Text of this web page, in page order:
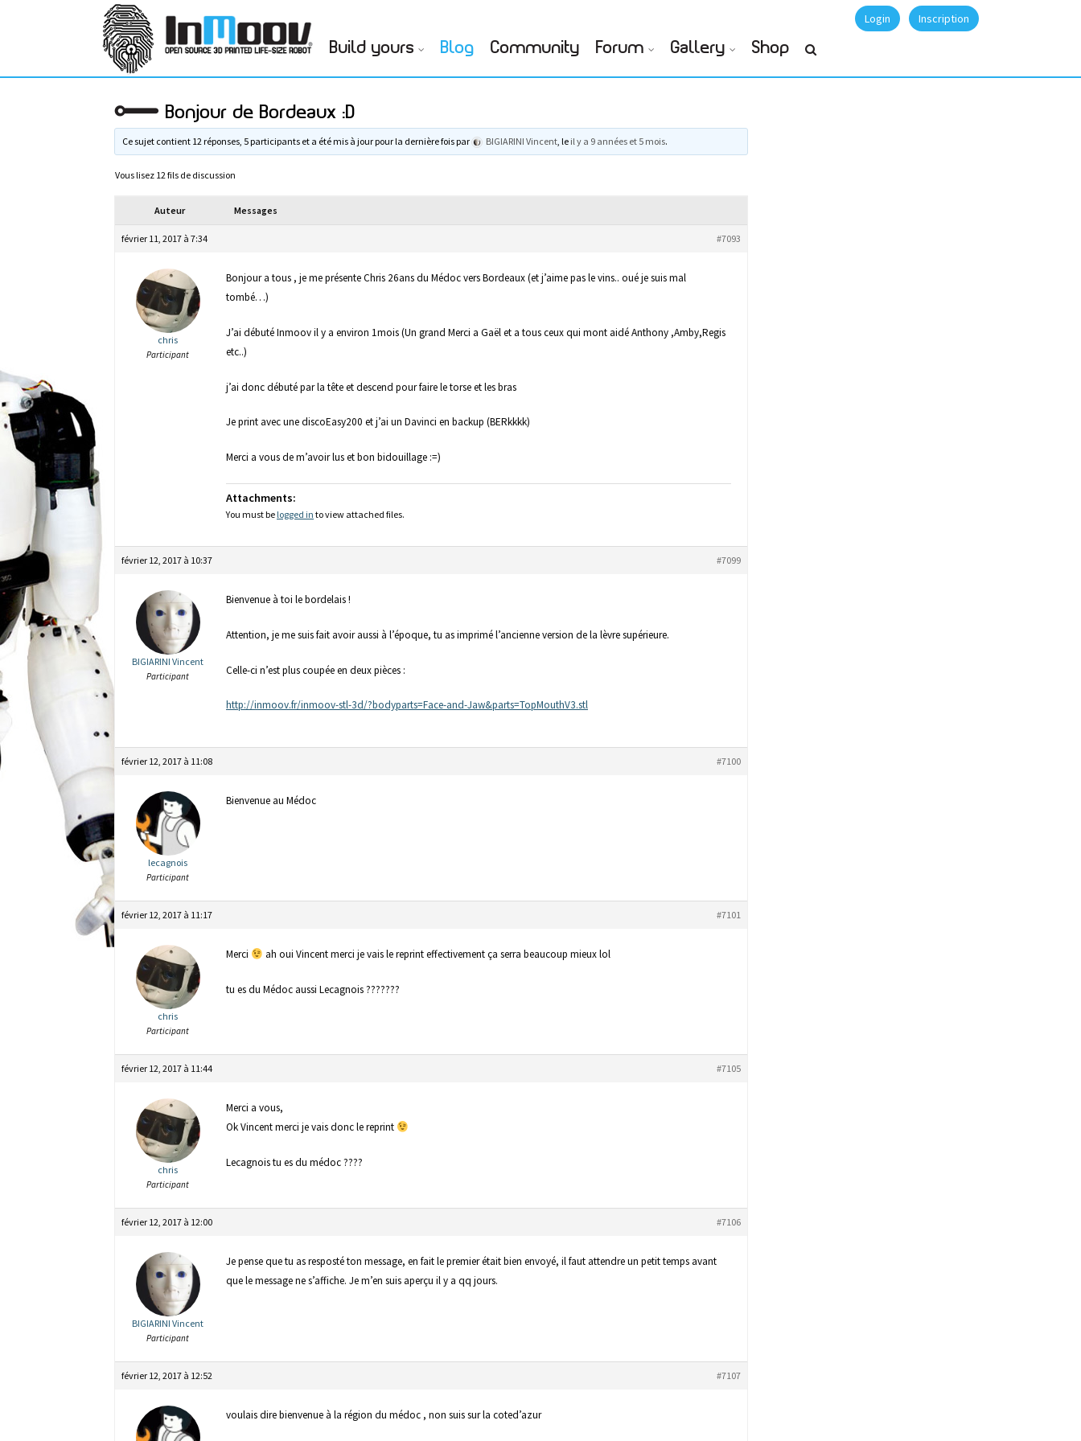
Login Inscription
Build yours Blog Community Forum Gallery Shop
Bonjour de Bordeaux :D
Ce sujet contient 12 réponses, 5 participants et a été mis à jour pour la dernière fois par BIGIARINI Vincent, le il y a 9 années et 5 mois.
Vous lisez 12 fils de discussion
Auteur Messages
février 11, 2017 à 7:34 #7093
chris
Participant
Bonjour a tous , je me présente Chris 26ans du Médoc vers Bordeaux (et j’aime pas le vins.. oué je suis mal
tombé…)
J’ai débuté Inmoov il y a environ 1mois (Un grand Merci a Gaël et a tous ceux qui mont aidé Anthony ,Amby,Regis
etc..)
j’ai donc débuté par la tête et descend pour faire le torse et les bras
Je print avec une discoEasy200 et j’ai un Davinci en backup (BERkkkk)
Merci a vous de m’avoir lus et bon bidouillage :=)
Attachments:
You must be logged in to view attached files.
février 12, 2017 à 10:37 #7099
BIGIARINI Vincent
Participant
Bienvenue à toi le bordelais !
Attention, je me suis fait avoir aussi à l’époque, tu as imprimé l’ancienne version de la lèvre supérieure.
Celle-ci n’est plus coupée en deux pièces :
http://inmoov.fr/inmoov-stl-3d/?bodyparts=Face-and-Jaw&parts=TopMouthV3.stl
février 12, 2017 à 11:08 #7100
lecagnois
Participant
Bienvenue au Médoc
février 12, 2017 à 11:17 #7101
chris
Participant
Merci ah oui Vincent merci je vais le reprint effectivement ça serra beaucoup mieux lol
tu es du Médoc aussi Lecagnois ???????
février 12, 2017 à 11:44 #7105
chris
Participant
Merci a vous,
Ok Vincent merci je vais donc le reprint
Lecagnois tu es du médoc ????
février 12, 2017 à 12:00 #7106
BIGIARINI Vincent
Participant
Je pense que tu as resposté ton message, en fait le premier était bien envoyé, il faut attendre un petit temps avant
que le message ne s’affiche. Je m’en suis aperçu il y a qq jours.
février 12, 2017 à 12:52 #7107
voulais dire bienvenue à la région du médoc , non suis sur la coted’azur